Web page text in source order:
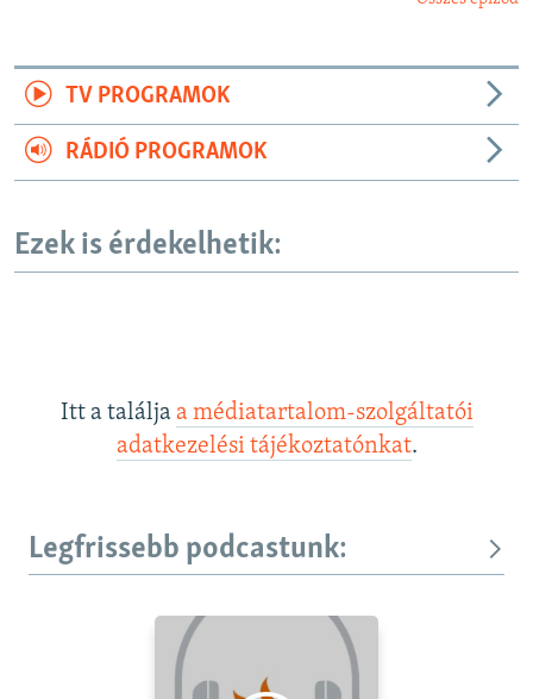
TV PROGRAMOK
RÁDIÓ PROGRAMOK
Ezek is érdekelhetik:
Itt a találja a médiatartalom-szolgáltatói
adatkezelési tájékoztatónkat.
Legfrissebb podcastunk: